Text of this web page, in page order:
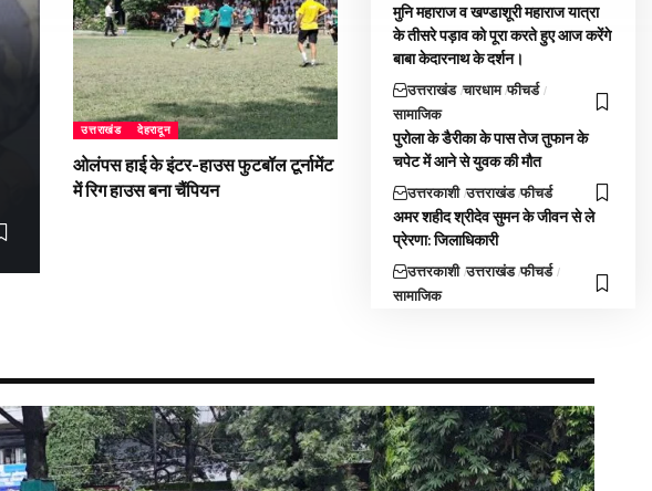
उत्तराखंड देहरादून
ओलंपस हाई के इंटर-हाउस फुटबॉल टूर्नामेंट
में रिग हाउस बना चैंपियन
मुनि महाराज व खण्डाशूरी महाराज यात्रा
के तीसरे पड़ाव को पूरा करते हुए आज करेंगे
बाबा केदारनाथ के दर्शन।
उत्तराखंड चारधाम फीचर्ड
सामाजिक
पुरोला के डैरीका के पास तेज तुफान के
चपेट में आने से युवक की मौत
उत्तरकाशी उत्तराखंड फीचर्ड
अमर शहीद श्रीदेव सुमन के जीवन से ले
प्रेरणा: जिलाधिकारी
उत्तरकाशी उत्तराखंड फीचर्ड
सामाजिक